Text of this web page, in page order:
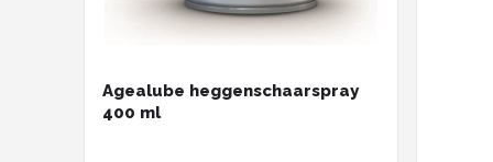
Agealube heggenschaarspray
400 ml